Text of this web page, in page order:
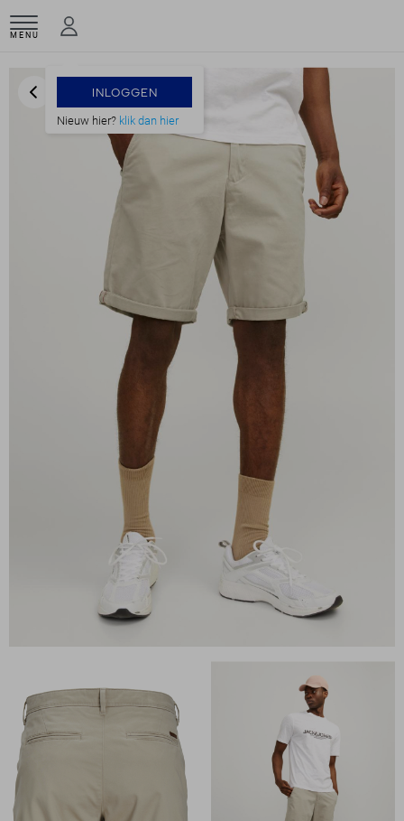
MENU
INLOGGEN
Nieuw hier? klik dan hier